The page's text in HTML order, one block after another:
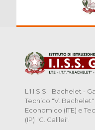
L'I.I.S.S. "Bachelet -
Tecnico "V.
Economico (ITE) e
(IP) "G. Galilei".